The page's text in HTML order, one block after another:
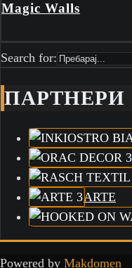
Magic Walls
Search for:
ПАРТНЕРИ
ARTE
Powered by Makdomen